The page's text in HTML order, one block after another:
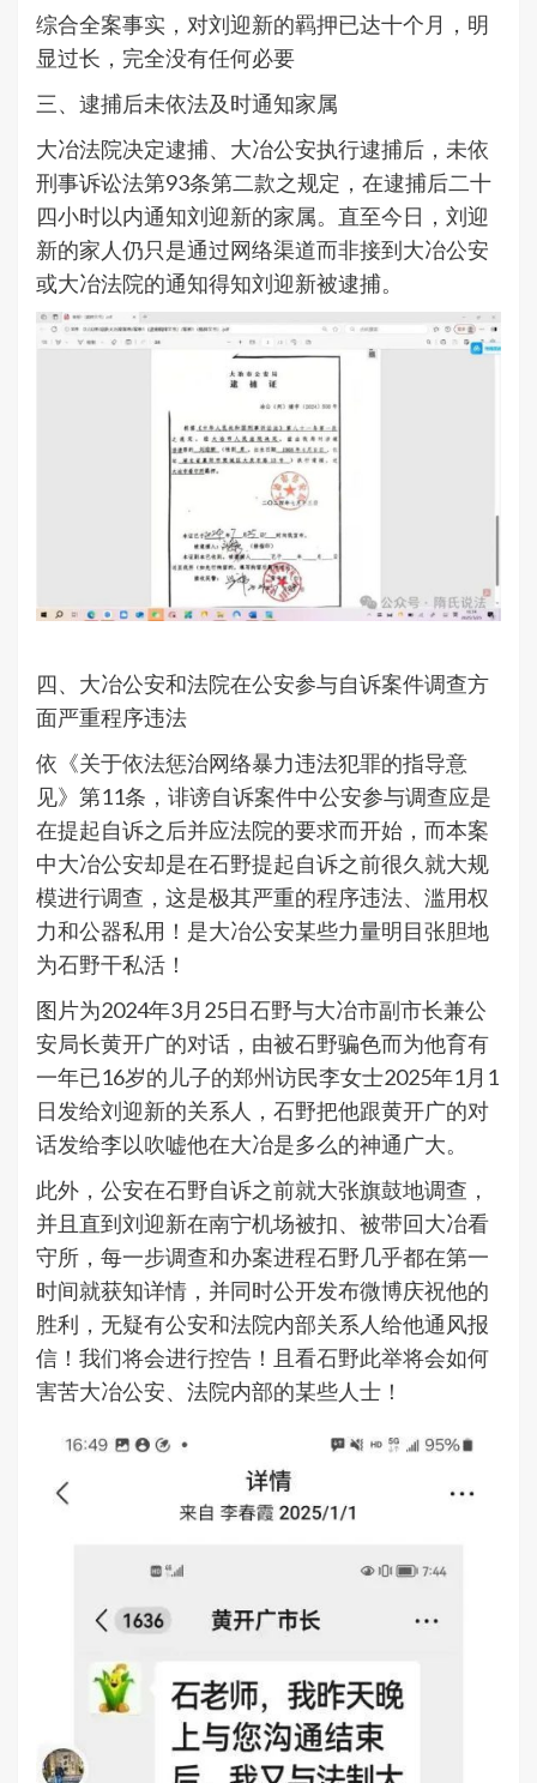
综合全案事实，对刘迎新的羁押已达十个月，明
显过长，完全没有任何必要
三、逮捕后未依法及时通知家属
大冶法院决定逮捕、大冶公安执行逮捕后，未依
刑事诉讼法第93条第二款之规定，在逮捕后二十
四小时以内通知刘迎新的家属。直至今日，刘迎
新的家人仍只是通过网络渠道而非接到大冶公安
或大冶法院的通知得知刘迎新被逮捕。
四、大冶公安和法院在公安参与自诉案件调查方
面严重程序违法
依《关于依法惩治网络暴力违法犯罪的指导意
见》第11条，诽谤自诉案件中公安参与调查应是
在提起自诉之后并应法院的要求而开始，而本案
中大冶公安却是在石野提起自诉之前很久就大规
模进行调查，这是极其严重的程序违法、滥用权
力和公器私用！是大冶公安某些力量明目张胆地
为石野干私活！
图片为2024年3月25日石野与大冶市副市长兼公
安局长黄开广的对话，由被石野骗色而为他育有
一年已16岁的儿子的郑州访民李女士2025年1月1
日发给刘迎新的关系人，石野把他跟黄开广的对
话发给李以吹嘘他在大冶是多么的神通广大。
此外，公安在石野自诉之前就大张旗鼓地调查，
并且直到刘迎新在南宁机场被扣、被带回大冶看
守所，每一步调查和办案进程石野几乎都在第一
时间就获知详情，并同时公开发布微博庆祝他的
胜利，无疑有公安和法院内部关系人给他通风报
信！我们将会进行控告！且看石野此举将会如何
害苦大冶公安、法院内部的某些人士！